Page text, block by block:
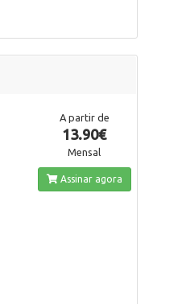
A partir de
13.90€
Mensal
Assinar agora